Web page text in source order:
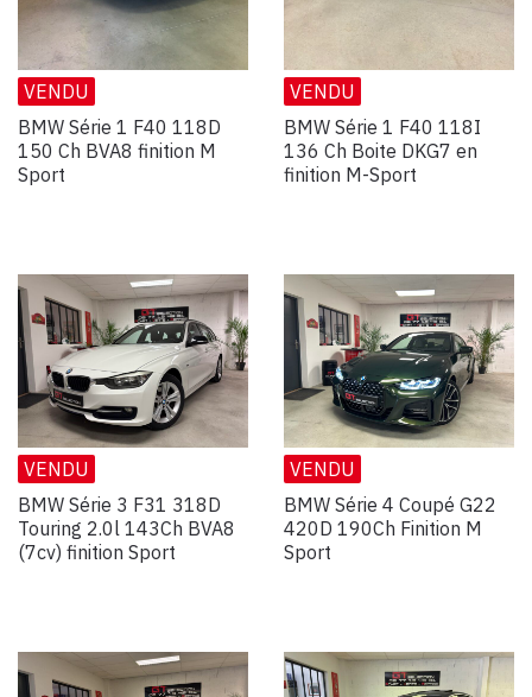
VENDU
BMW Série 1 F40 118D
150 Ch BVA8 finition M
Sport
VENDU
BMW Série 1 F40 118I
136 Ch Boite DKG7 en
finition M-Sport
VENDU
BMW Série 3 F31 318D
Touring 2.0l 143Ch BVA8
(7cv) finition Sport
VENDU
BMW Série 4 Coupé G22
420D 190Ch Finition M
Sport